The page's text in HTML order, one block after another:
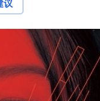
议